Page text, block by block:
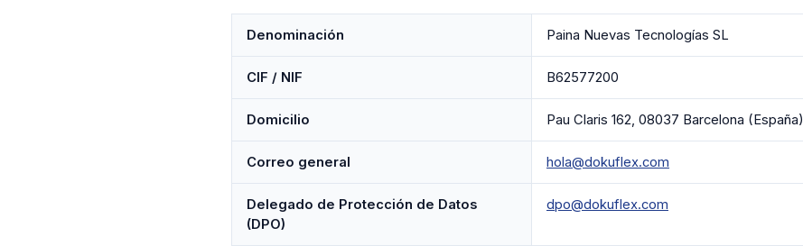
Denominación Paina Nuevas Tecnologías SL
CIF / NIF B62577200
Domicilio Pau Claris 162, 08037 Barcelona (España)
Correo general hola@dokuflex.com
Delegado de Protección de Datos
(DPO)
dpo@dokuflex.com